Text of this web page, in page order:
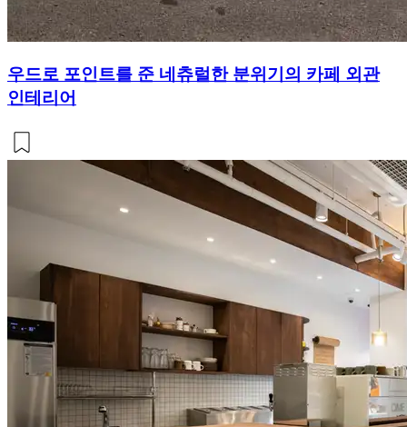
우드로 포인트를 준 네츄럴한 분위기의 카페 외관
인테리어